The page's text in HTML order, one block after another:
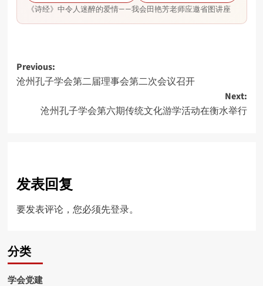
《诗经》中令人迷醉的爱情——我会田艳芳老师应邀省图讲座
Post
navigation
Previous:
沧州孔子学会第二届理事会第二次会议召开
Next:
沧州孔子学会第六期传统文化游学活动在衡水举行
发表回复
要发表评论，您必须先登录。
分类
学会党建